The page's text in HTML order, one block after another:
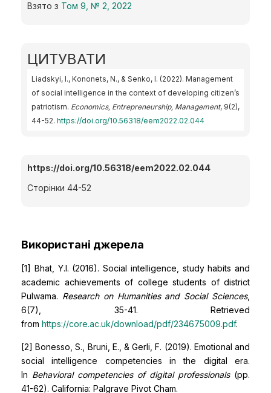
Взято з Том 9, № 2, 2022
ЦИТУВАТИ
Liadskyi, I., Kononets, N., & Senko, I. (2022). Management
of social intelligence in the context of developing citizen’s
patriotism. Economics, Entrepreneurship, Management, 9(2),
44-52. https://doi.org/10.56318/eem2022.02.044
https://doi.org/10.56318/eem2022.02.044
Сторінки 44-52
Використані джерела
[1] Bhat, Y.I. (2016). Social intelligence, study habits and
academic achievements of college students of district
Pulwama. Research on Humanities and Social Sciences,
6(7), 35-41. Retrieved
from https://core.ac.uk/download/pdf/234675009.pdf.
[2] Bonesso, S., Bruni, E., & Gerli, F. (2019). Emotional and
social intelligence competencies in the digital era.
In Behavioral competencies of digital professionals(pp.
41-62). California: Palgrave Pivot Cham.